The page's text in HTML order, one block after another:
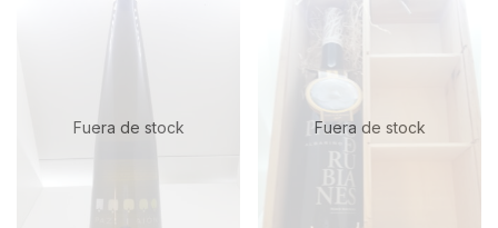
Fuera de stock Fuera de stock